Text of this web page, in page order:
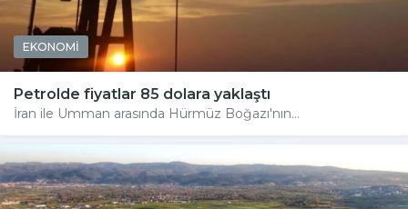
EKONOMİ
Petrolde fiyatlar 85 dolara yaklaştı
İran ile Umman arasında Hürmüz Boğazı'nın...